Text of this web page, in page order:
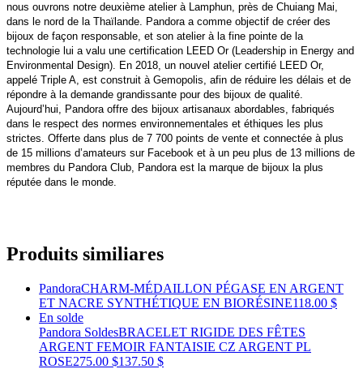
nous ouvrons notre deuxième atelier à Lamphun, près de Chuiang Mai,
dans le nord de la Thaïlande. Pandora a comme objectif de créer des
bijoux de façon responsable, et son atelier à la fine pointe de la
technologie lui a valu une certification LEED Or (Leadership in Energy and
Environmental Design). En 2018, un nouvel atelier certifié LEED Or,
appelé Triple A, est construit à Gemopolis, afin de réduire les délais et de
répondre à la demande grandissante pour des bijoux de qualité.
Aujourd’hui, Pandora offre des bijoux artisanaux abordables, fabriqués
dans le respect des normes environnementales et éthiques les plus
strictes. Offerte dans plus de 7 700 points de vente et connectée à plus
de 15 millions d’amateurs sur Facebook et à un peu plus de 13 millions de
membres du Pandora Club, Pandora est la marque de bijoux la plus
réputée dans le monde.
Produits similiares
PandoraCHARM-MÉDAILLON PÉGASE EN ARGENT
ET NACRE SYNTHÉTIQUE EN BIORÉSINE118.00 $
En solde
Pandora SoldesBRACELET RIGIDE DES FÊTES
ARGENT FEMOIR FANTAISIE CZ ARGENT PL
ROSE275.00 $137.50 $